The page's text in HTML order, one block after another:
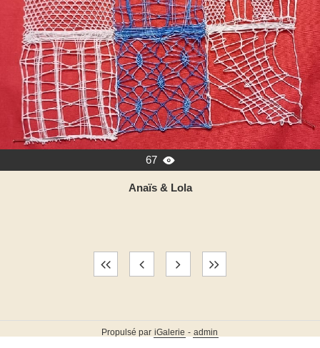
67 
Anaïs & Lola
Propulsé par iGalerie - admin